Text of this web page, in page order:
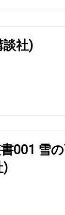
談社)
書001 雪
)